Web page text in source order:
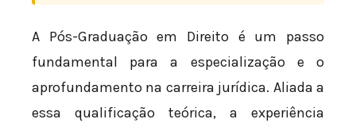
A Pós-Graduação em Direito é um passo
fundamental para a especialização e o
aprofundamento na carreira jurídica. Aliada a
essa qualificação teórica, a experiência